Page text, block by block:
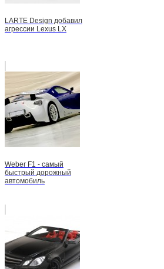
LARTE Design добавил
агрессии Lexus LX
Weber F1 - самый
быстрый дорожный
автомобиль